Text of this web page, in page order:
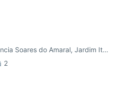
R. Professora Hortência Soares do Amaral, Jardim Itanguá
2